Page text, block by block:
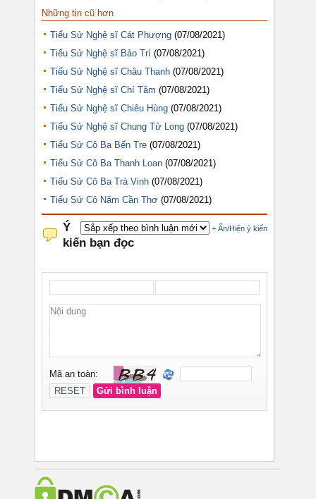
Những tin cũ hơn
Tiểu Sử Nghệ sĩ Cát Phượng (07/08/2021)
Tiểu Sử Nghệ sĩ Bảo Trí (07/08/2021)
Tiểu Sử Nghệ sĩ Châu Thanh (07/08/2021)
Tiểu Sử Nghệ sĩ Chí Tâm (07/08/2021)
Tiểu Sử Nghệ sĩ Chiêu Hùng (07/08/2021)
Tiểu Sử Nghệ sĩ Chung Tử Long (07/08/2021)
Tiểu Sử Cô Ba Bến Tre (07/08/2021)
Tiểu Sử Cô Ba Thanh Loan (07/08/2021)
Tiểu Sử Cô Ba Trà Vinh (07/08/2021)
Tiểu Sử Cô Năm Cần Thơ (07/08/2021)